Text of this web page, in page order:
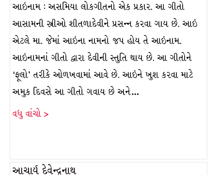
આઇનામ : અસમિયા લોકગીતનો એક પ્રકાર. આ ગીતો
આસામની સ્ત્રીઓ શીતળાદેવીને પ્રસન્ન કરવા ગાય છે. આઇ
એટલે મા. જેમાં આઇના નામનો જપ હોય તે આઇનામ.
આઇનામનાં ગીતો દ્વારા દેવીની સ્તુતિ થાય છે. આ ગીતોને
‘ફૂલો’ તરીકે ઓળખવામાં આવે છે. આઇને ખુશ કરવા માટે
અમુક દિવસે આ ગીતો ગવાય છે અને…
વધુ વાંચો >
આચાર્ય દેવેન્દ્રનાથ